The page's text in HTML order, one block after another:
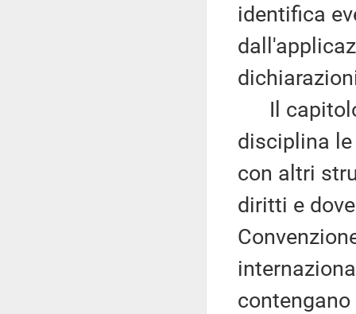
identifica
Il capitolo
disciplina
con altri
diritti e